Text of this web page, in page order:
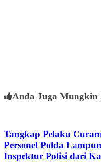
Anda Juga Mungkin
Tangkap Pelaku
Personel Polda
Inspektur Polisi dari